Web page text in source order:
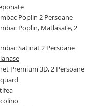
2
2
Poplin 2 Persoane
Poplin, Matlasate, 2
Satinat 2 Persoane
Premium 3D, 2 Persoane